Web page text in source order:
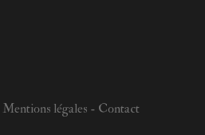
Mentions légales - Contact